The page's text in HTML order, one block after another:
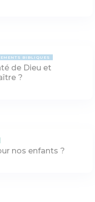
BIBLIQUES
de Dieu et
?
nos enfants ?